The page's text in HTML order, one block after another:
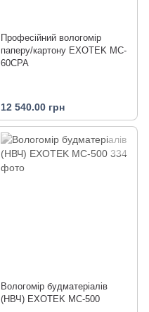
Професійний вологомір
паперу/картону EXOTEK MC-
60CPA
12 540.00 грн
Вологомір будматеріалів
(НВЧ) EXOTEK MC-500